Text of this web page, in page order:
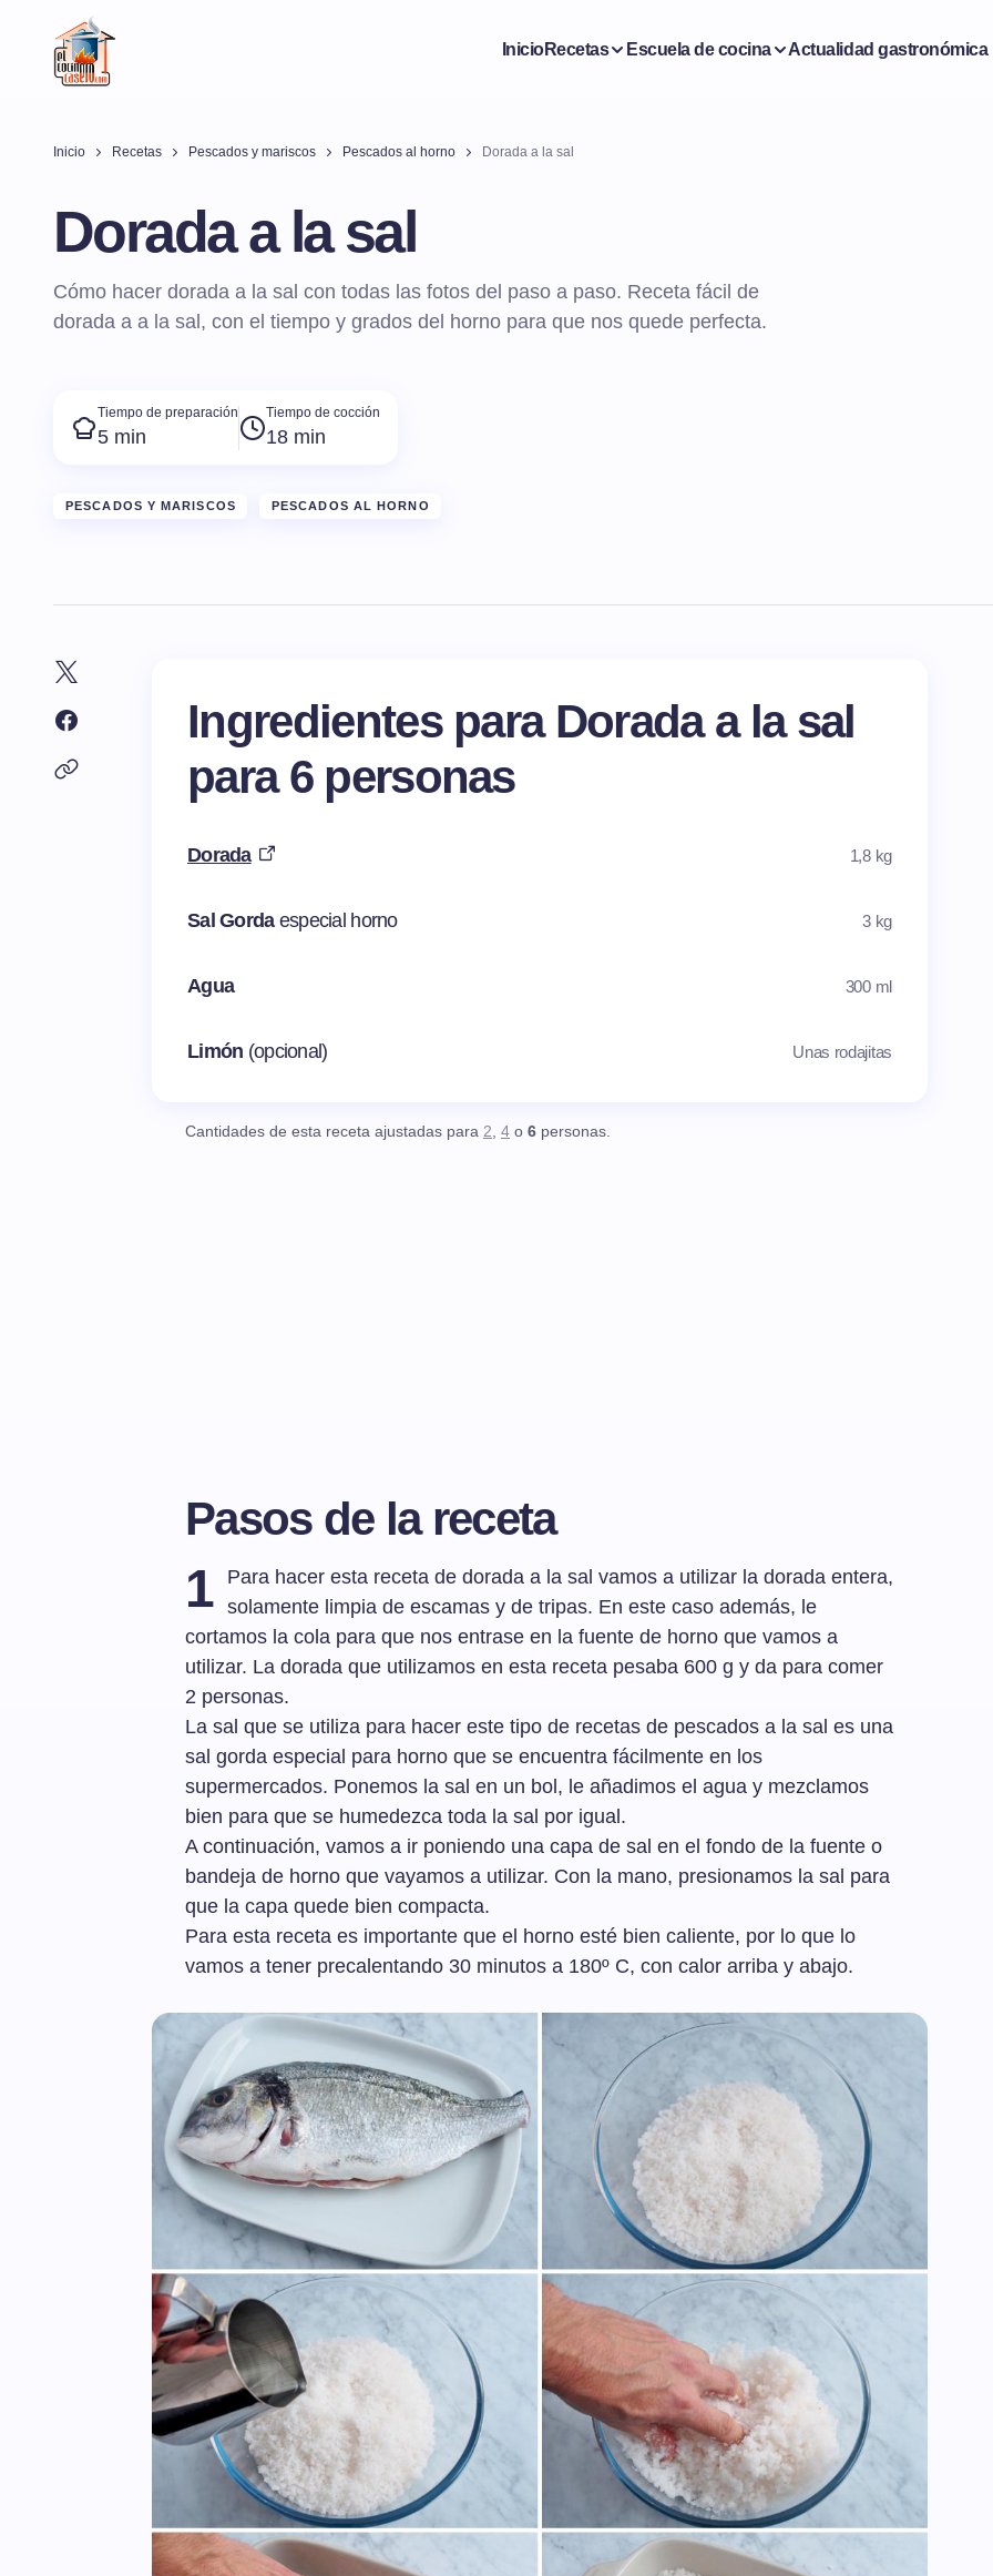
InicioRecetas Escuela de cocina Actualidad gastronómica
Inicio Recetas Pescados y mariscos Pescados al horno Dorada a la sal
Dorada a la sal
Cómo hacer dorada a la sal con todas las fotos del paso a paso. Receta fácil de
dorada a a la sal, con el tiempo y grados del horno para que nos quede perfecta.
Tiempo de preparación
5 min
Tiempo de cocción
18 min
PESCADOS Y MARISCOS PESCADOS AL HORNO
Ingredientes para Dorada a la sal
para 6 personas
Dorada 1,8 kg
Sal Gorda especial horno 3 kg
Agua 300 ml
Limón (opcional) Unas rodajitas
Cantidades de esta receta ajustadas para 2, 4 o 6 personas.
Pasos de la receta
1
Para hacer esta receta de dorada a la sal vamos a utilizar la dorada entera,
solamente limpia de escamas y de tripas. En este caso además, le
cortamos la cola para que nos entrase en la fuente de horno que vamos a
utilizar. La dorada que utilizamos en esta receta pesaba 600 g y da para comer
2 personas.
La sal que se utiliza para hacer este tipo de recetas de pescados a la sal es una
sal gorda especial para horno que se encuentra fácilmente en los
supermercados. Ponemos la sal en un bol, le añadimos el agua y mezclamos
bien para que se humedezca toda la sal por igual.
A continuación, vamos a ir poniendo una capa de sal en el fondo de la fuente o
bandeja de horno que vayamos a utilizar. Con la mano, presionamos la sal para
que la capa quede bien compacta.
Para esta receta es importante que el horno esté bien caliente, por lo que lo
vamos a tener precalentando 30 minutos a 180º C, con calor arriba y abajo.